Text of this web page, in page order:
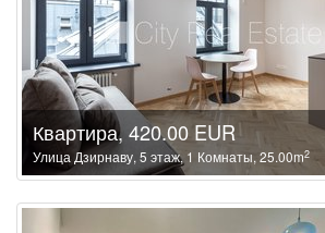
Квартира, 420.00 EUR
Улица Дзирнаву, 5 этаж, 1 Комнаты, 25.00m2